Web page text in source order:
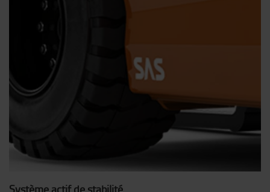
Système actif de stabilité